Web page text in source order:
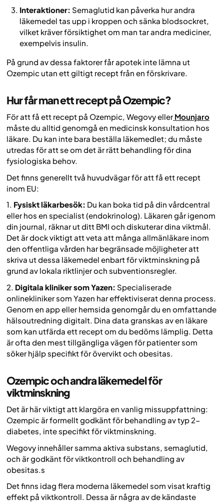
Interaktioner: Semaglutid kan påverka hur andra
läkemedel tas upp i kroppen och sänka blodsockret,
vilket kräver försiktighet om man tar andra mediciner,
exempelvis insulin.
På grund av dessa faktorer får apotek inte lämna ut
Ozempic utan ett giltigt recept från en förskrivare.
Hur får man ett recept på Ozempic?
För att få ett recept på Ozempic, Wegovy ellerMounjaro
måste du alltid genomgå en medicinsk konsultation hos
läkare. Du kan inte bara beställa läkemedlet; du måste
utredas för att se om det är rätt behandling för dina
fysiologiska behov.
Det finns generellt två huvudvägar för att få ett recept
inom EU:
1. Fysiskt läkarbesök: Du kan boka tid på din vårdcentral
eller hos en specialist (endokrinolog). Läkaren går igenom
din journal, räknar ut ditt BMI och diskuterar dina viktmål.
Det är dock viktigt att veta att många allmänläkare inom
den offentliga vården har begränsade möjligheter att
skriva ut dessa läkemedel enbart för viktminskning på
grund av lokala riktlinjer och subventionsregler.
2. Digitala kliniker som Yazen: Specialiserade
onlinekliniker som Yazen har effektiviserat denna process.
Genom en app eller hemsida genomgår du en omfattande
hälsoutredning digitalt. Dina data granskas av en läkare
som kan utfärda ett recept om du bedöms lämplig. Detta
är ofta den mest tillgängliga vägen för patienter som
söker hjälp specifikt för övervikt och obesitas.
Ozempic och andra läkemedel för
viktminskning
Det är här viktigt att klargöra en vanlig missuppfattning:
Ozempic är formellt godkänt för behandling av typ 2-
diabetes, inte specifikt för viktminskning.
Wegovy innehåller samma aktiva substans, semaglutid,
och är godkänt för viktkontroll och behandling av
obesitas.s
Det finns idag flera moderna läkemedel som visat kraftig
effekt på viktkontroll. Dessa är några av de kändaste